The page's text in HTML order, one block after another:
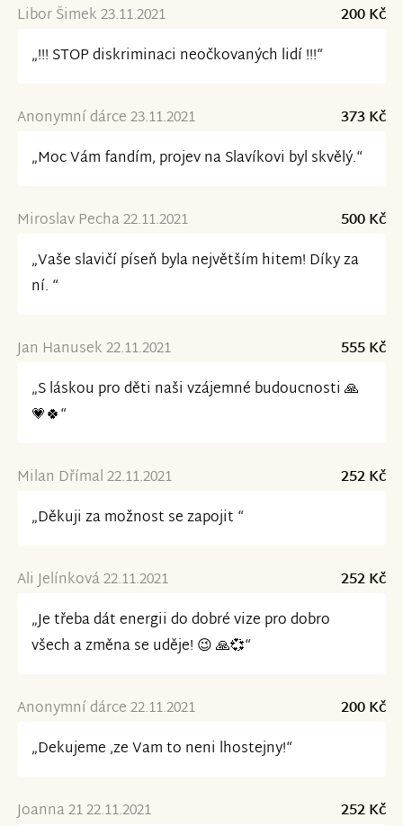
Libor Šimek 23.11.2021
200 Kč
„!!! STOP diskriminaci neočkovaných lidí !!!“
Anonymní dárce 23.11.2021
373 Kč
„Moc Vám fandím, projev na Slavíkovi byl skvělý.“
Miroslav Pecha 22.11.2021
500 Kč
„Vaše slavičí píseň byla největším hitem! Díky za
ní. “
Jan Hanusek 22.11.2021
555 Kč
„S láskou pro děti naši vzájemné budoucnosti 🙏
💗🍀“
Milan Dřímal 22.11.2021
252 Kč
„Děkuji za možnost se zapojit “
Ali Jelínková 22.11.2021
252 Kč
„Je třeba dát energii do dobré vize pro dobro
všech a změna se uděje! 😉 🙏💞“
Anonymní dárce 22.11.2021
200 Kč
„Dekujeme ,ze Vam to neni lhostejny!“
Joanna 21 22.11.2021
252 Kč